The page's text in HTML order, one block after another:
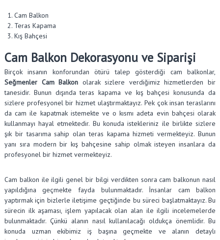
Cam Balkon
Teras Kapama
Kış Bahçesi
Cam Balkon Dekorasyonu ve Siparişi
Birçok insanın konforundan ötürü talep gösterdiği cam balkonlar,
Seğmenler Cam Balkon olarak sizlere verdiğimiz hizmetlerden bir
tanesidir. Bunun dışında teras kapama ve kış bahçesi konusunda da
sizlere profesyonel bir hizmet ulaştırmaktayız. Pek çok insan teraslarını
da cam ile kapatmak istemekte ve o kısmı adeta evin bahçesi olarak
kullanmayı hayal etmektedir. Bu konuda istekleriniz ile birlikte sizlere
şık bir tasarıma sahip olan teras kapama hizmeti vermekteyiz. Bunun
yanı sıra modern bir kış bahçesine sahip olmak isteyen insanlara da
profesyonel bir hizmet vermekteyiz.
Cam balkon ile ilgili genel bir bilgi verdikten sonra cam balkonun nasıl
yapıldığına geçmekte fayda bulunmaktadır. İnsanlar cam balkon
yaptırmak için bizlerle iletişime geçtiğinde bu süreci başlatmaktayız. Bu
sürecin ilk aşaması, işlem yapılacak olan alan ile ilgili incelemelerde
bulunmaktadır. Çünkü alanın nasıl kullanılacağı oldukça önemlidir. Bu
konuda uzman ekibimiz iş başına geçmekte ve alanın detaylı